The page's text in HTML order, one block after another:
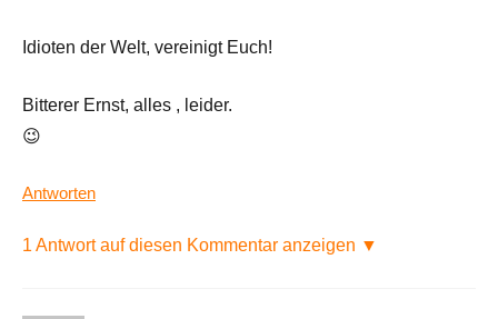
Idioten der Welt, vereinigt Euch!
Bitterer Ernst, alles , leider.
😉
Antworten
1 Antwort auf diesen Kommentar anzeigen ▼